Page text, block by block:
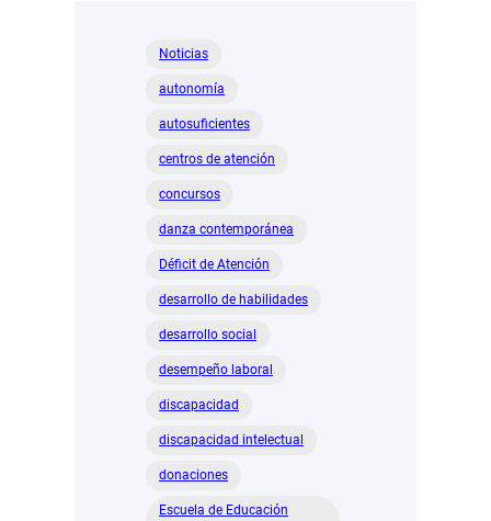
Noticias
autonomía
autosuficientes
centros de atención
concursos
danza contemporánea
Déficit de Atención
desarrollo de habilidades
desarrollo social
desempeño laboral
discapacidad
discapacidad intelectual
donaciones
Escuela de Educación